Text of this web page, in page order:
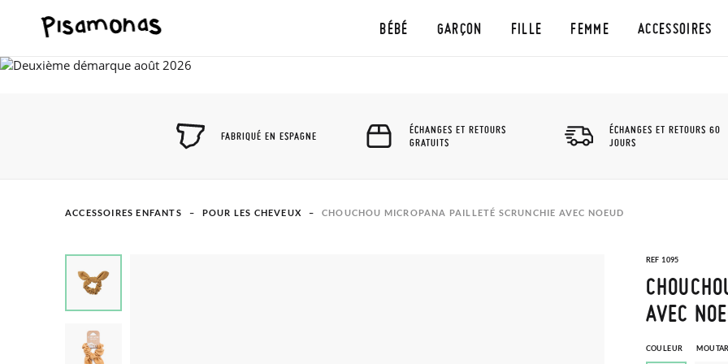
BÉBÉ GARÇON FILLE FEMME ACCESSOIRES
FABRIQUÉ EN ESPAGNE
ÉCHANGES ET RETOURS
GRATUITS
ÉCHANGES ET RETOURS 60
JOURS
ACCESSOIRES ENFANTS POUR LES CHEVEUX CHOUCHOU MICROPANA PAILLETÉ SCRUNCHIE AVEC NOEUD
REF 1095
AVEC
COULEUR